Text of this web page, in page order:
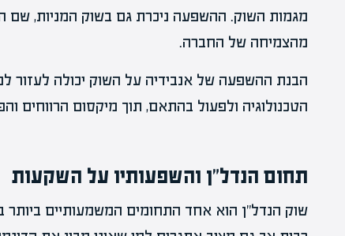
מגמות השוק. ההשפעה ניכרת גם בשוק המניות, שם
מהצמיחה של החברה.
הבנת ההשפעה של אנבידיה על השוק יכולה לעזור
הטכנולוגיה ולפעול בהתאם, תוך מיקסום הרווחים
תחום הנדל"ן והשפעותיו על השקעות
שוק הנדל"ן הוא אחד התחומים המשמעותיים ביותר